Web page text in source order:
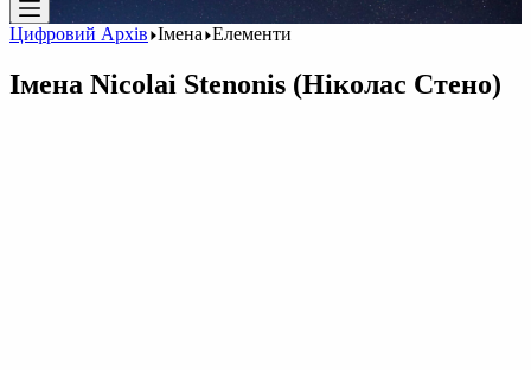
Цифровий Архів Імена Елементи
Імена Nicolai Stenonis (Ніколас Стено)